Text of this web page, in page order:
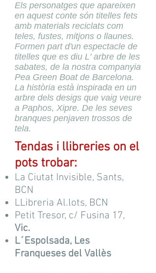
Els personatges que apareixen
en aquest conte són titelles fets
amb materials reciclats com
teles, fustes, mitjons o llaunes.
Formen part d'un espectacle de
titelles que es diu L' arbre de les
sabates, de la nostra companyia
Pea Green Boat de Barcelona.
La història està inspirada en un
arbre dels desigs que vaig veure
a Paphos, Xipre. De les seves
branques penjaven trossos de
tela.
Tendas i llibreries on el
pots trobar:
La Ciutat Invisible, Sants,
BCN
LLibreria Al.lots, BCN
Petit Tresor, c/ Fusina 17,
Vic.
​L´Espolsada, Les
Franqueses del Vallès